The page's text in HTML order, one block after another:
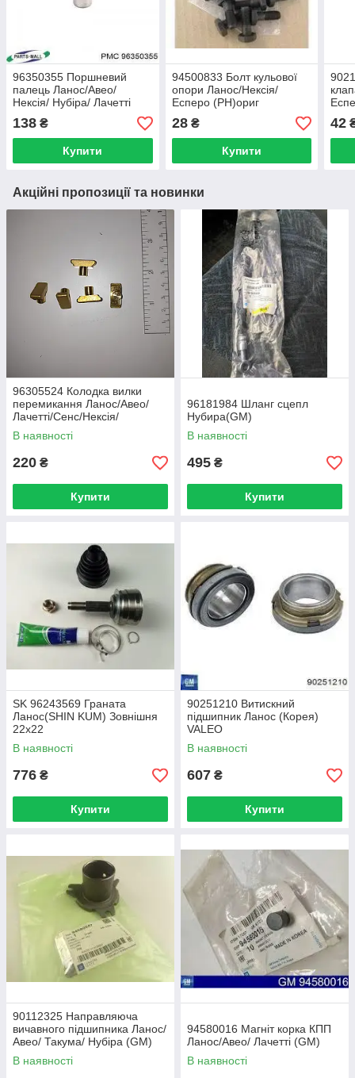
96350355 Поршневий
палець Ланос/Авео/
Нексія/ Нубіра/ Лачетті
(1.4-1.6 DOHC) (ціна за 1
шт.) ориг
138 ₴
Купити
94500833 Болт кульової
опори Ланос/Нексія/
Есперо (PH)ориг
28₴
Купити
42
Акційні пропозиції та новинки
96305524 Колодка вилки
перемикання Ланос/Авео/
Лачетті/Сенс/Нексія/
Такума(GM)
В наявності
220 ₴
Купити
96181984 Шланг сцепл
Нубира(GM)
В наявності
495 ₴
Купити
SK 96243569 Граната
Ланос(SHIN KUM) Зовнішня
22х22
В наявності
776 ₴
Купити
90251210 Витискний
підшипник Ланос (Корея)
VALEO
В наявності
607 ₴
Купити
90112325 Направляюча
вичавного підшипника Ланос/
Авео/ Такума/ Нубіра (GM)
В наявності
94580016 Магніт корка КПП
Ланос/Авео/ Лачетті (GM)
В наявності